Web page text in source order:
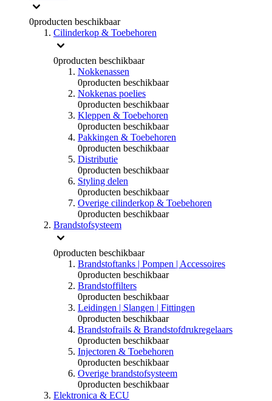
0producten beschikbaar
Cilinderkop & Toebehoren
0producten beschikbaar
Nokkenassen
0producten beschikbaar
Nokkenas poelies
0producten beschikbaar
Kleppen & Toebehoren
0producten beschikbaar
Pakkingen & Toebehoren
0producten beschikbaar
Distributie
0producten beschikbaar
Styling delen
0producten beschikbaar
Overige cilinderkop & Toebehoren
0producten beschikbaar
Brandstofsysteem
0producten beschikbaar
Brandstoftanks | Pompen | Accessoires
0producten beschikbaar
Brandstoffilters
0producten beschikbaar
Leidingen | Slangen | Fittingen
0producten beschikbaar
Brandstofrails & Brandstofdrukregelaars
0producten beschikbaar
Injectoren & Toebehoren
0producten beschikbaar
Overige brandstofsysteem
0producten beschikbaar
Elektronica & ECU